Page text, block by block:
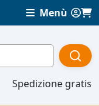
Menù
Spedizione gratis